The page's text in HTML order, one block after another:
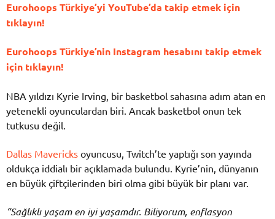
Eurohoops Türkiye’yi YouTube’da takip etmek için
tıklayın!
Eurohoops Türkiye’nin Instagram hesabını takip etmek
için tıklayın!
NBA yıldızı Kyrie Irving, bir basketbol sahasına adım atan en
yetenekli oyunculardan biri. Ancak basketbol onun tek
tutkusu değil.
Dallas Mavericks oyuncusu, Twitch’te yaptığı son yayında
oldukça iddialı bir açıklamada bulundu. Kyrie’nin, dünyanın
en büyük çiftçilerinden biri olma gibi büyük bir planı var.
“Sağlıklı yaşam en iyi yaşamdır. Biliyorum, enflasyon